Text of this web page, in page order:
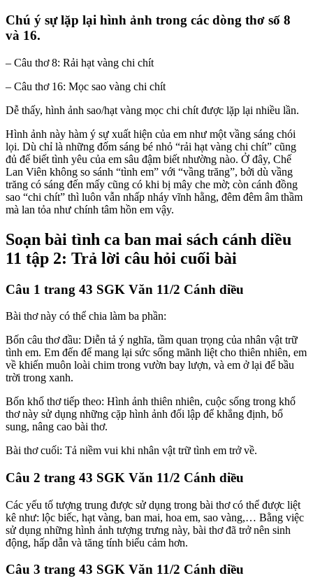
Chú ý sự lặp lại hình ảnh trong các dòng thơ số 8
và 16.
– Câu thơ 8: Rải hạt vàng chi chít
– Câu thơ 16: Mọc sao vàng chi chít
Dễ thấy, hình ảnh sao/hạt vàng mọc chi chít được lặp lại nhiều lần.
Hình ảnh này hàm ý sự xuất hiện của em như một vầng sáng chói
lọi. Dù chỉ là những đốm sáng bé nhỏ “rải hạt vàng chi chít” cũng
đủ để biết tình yêu của em sâu đậm biết nhường nào. Ở đây, Chế
Lan Viên không so sánh “tình em” với “vầng trăng”, bởi dù vầng
trăng có sáng đến mấy cũng có khi bị mây che mờ; còn cánh đồng
sao “chi chít” thì luôn vẫn nhấp nháy vĩnh hằng, đêm đêm âm thầm
mà lan tỏa như chính tâm hồn em vậy.
Soạn bài tình ca ban mai sách cánh diều
11 tập 2: Trả lời câu hỏi cuối bài
Câu 1 trang 43 SGK Văn 11/2 Cánh diều
Bài thơ này có thể chia làm ba phần:
Bốn câu thơ đầu: Diễn tả ý nghĩa, tầm quan trọng của nhân vật trữ
tình em. Em đến để mang lại sức sống mãnh liệt cho thiên nhiên, em
về khiến muôn loài chim trong vườn bay lượn, và em ở lại để bầu
trời trong xanh.
Bốn khổ thơ tiếp theo: Hình ảnh thiên nhiên, cuộc sống trong khổ
thơ này sử dụng những cặp hình ảnh đối lập để khẳng định, bổ
sung, nâng cao bài thơ.
Bài thơ cuối: Tả niềm vui khi nhân vật trữ tình em trở về.
Câu 2 trang 43 SGK Văn 11/2 Cánh diều
Các yếu tố tượng trung được sử dụng trong bài thơ có thể được liệt
kê như: lộc biếc, hạt vàng, ban mai, hoa em, sao vàng,… Bằng việc
sử dụng những hình ảnh tượng trưng này, bài thơ đã trở nên sinh
động, hấp dẫn và tăng tính biểu cảm hơn.
Câu 3 trang 43 SGK Văn 11/2 Cánh diều